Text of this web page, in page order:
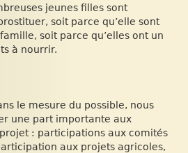
jeunes filles sont
soit parce qu’elle sont
soit parce qu’elles ont un
à nourrir.
le mesure du possible, nous
une part importante aux
: participations aux comités
aux projets agricoles,